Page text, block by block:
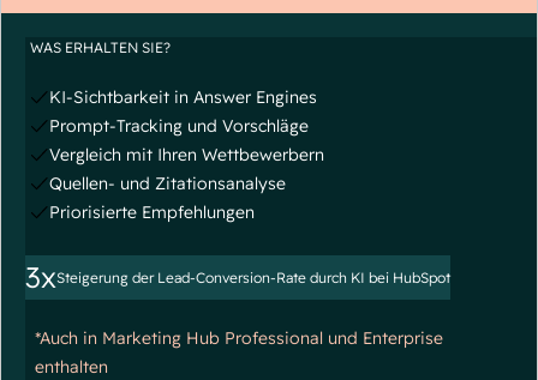
WAS ERHALTEN SIE?
KI-Sichtbarkeit in Answer Engines
Prompt-Tracking und Vorschläge
Vergleich mit Ihren Wettbewerbern
Quellen- und Zitationsanalyse
Priorisierte Empfehlungen
3xSteigerung der Lead-Conversion-Rate durch KI bei HubSpot
*Auch in Marketing Hub Professional und Enterprise
enthalten